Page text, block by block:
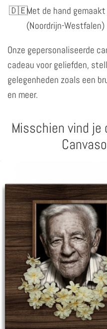
Met de hand
(Noordrijn-Westfalen)
Onze gepersonaliseerde
cadeau voor geliefden,
gelegenheden zoals een
en meer.
Misschien vind je